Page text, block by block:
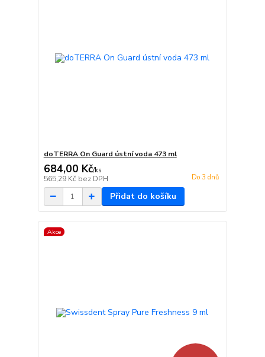
doTERRA On Guard ústní voda 473 ml
684,00 Kč/ks
565,29 Kč bez DPH Do 3 dnů
Přidat do košíku
Akce